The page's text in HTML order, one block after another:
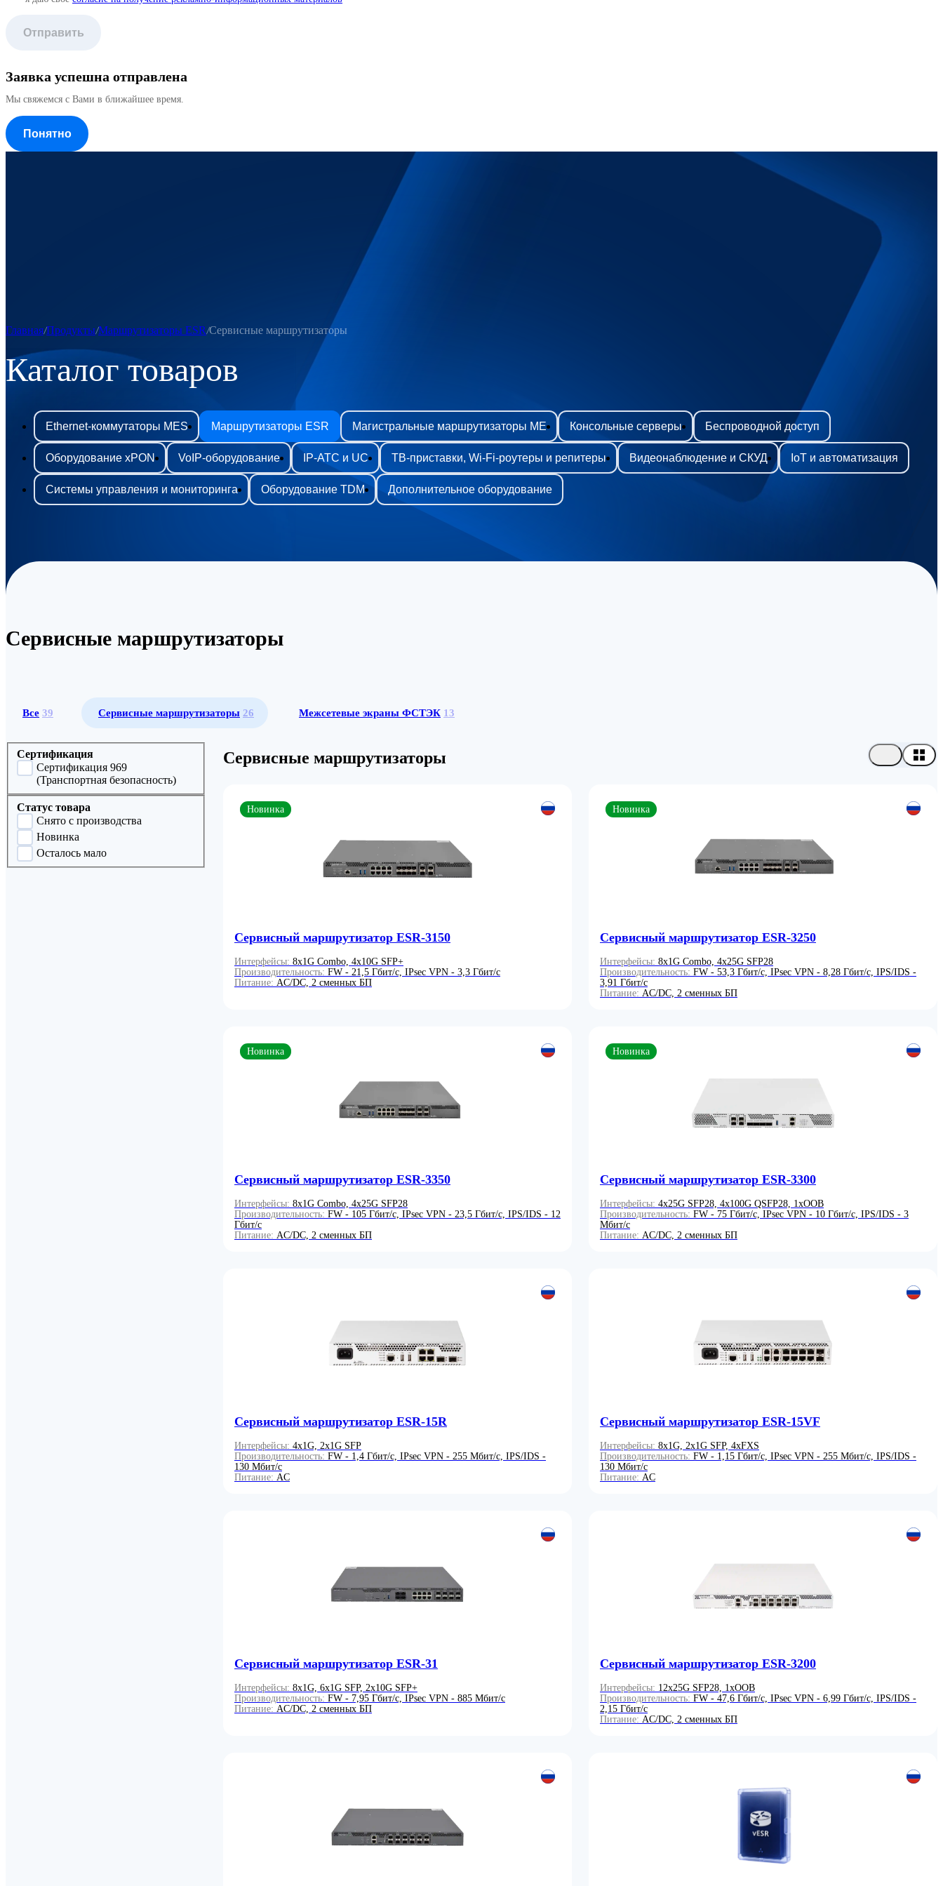
Отправить
Заявка успешна отправлена
Мы свяжемся с Вами в ближайшее время.
Понятно
Главная Продукты Маршрутизаторы ESR Сервисные маршрутизаторы
Каталог товаров
Ethernet-коммутаторы MES Маршрутизаторы ESR Магистральные маршрутизаторы ME Консольные серверы Беспроводной доступ
Оборудование xPON VoIP-оборудование IP-АТС и UC ТВ-приставки, Wi-Fi-роутеры и репитеры Видеонаблюдение и СКУД IoT и автоматизация
Системы управления и мониторинга Оборудование TDM Дополнительное оборудование
Сервисные маршрутизаторы
Все 39 Сервисные маршрутизаторы 26 Межсетевые экраны ФСТЭК 13
Сертификация
Сертификация 969
(Транспортная безопасность)
Статус товара
Снято с производства
Новинка
Осталось мало
Сервисные маршрутизаторы
Сервисный маршрутизатор ESR-3150
Интерфейсы: 8x1G Combo, 4x10G SFP+
Производительность: FW - 21,5 Гбит/с, IPsec VPN - 3,3 Гбит/с
Питание: AC/DC, 2 сменных БП
Новинка
Сервисный маршрутизатор ESR-3250
Интерфейсы: 8x1G Combo, 4x25G SFP28
Производительность: FW - 53,3 Гбит/с, IPsec VPN - 8,28 Гбит/с, IPS/IDS -
3,91 Гбит/с
Питание: AC/DC, 2 сменных БП
Новинка
Сервисный маршрутизатор ESR-3350
Интерфейсы: 8x1G Combo, 4x25G SFP28
Производительность: FW - 105 Гбит/с, IPsec VPN - 23,5 Гбит/с, IPS/IDS - 12
Гбит/с
Питание: AC/DC, 2 сменных БП
Новинка
Сервисный маршрутизатор ESR-3300
Интерфейсы: 4x25G SFP28, 4x100G QSFP28, 1xOOB
Производительность: FW - 75 Гбит/с, IPsec VPN - 10 Гбит/с, IPS/IDS - 3
Мбит/с
Питание: AC/DC, 2 сменных БП
Новинка
Сервисный маршрутизатор ESR-15R
Интерфейсы: 4x1G, 2x1G SFP
Производительность: FW - 1,4 Гбит/с, IPsec VPN - 255 Мбит/с, IPS/IDS -
130 Мбит/с
Питание: AC
Сервисный маршрутизатор ESR-15VF
Интерфейсы: 8x1G, 2x1G SFP, 4xFXS
Производительность: FW - 1,15 Гбит/c, IPsec VPN - 255 Мбит/c, IPS/IDS -
130 Мбит/c
Питание: AC
Сервисный маршрутизатор ESR-31
Интерфейсы: 8x1G, 6x1G SFP, 2x10G SFP+
Производительность: FW - 7,95 Гбит/c, IPsec VPN - 885 Мбит/c
Питание: AC/DC, 2 сменных БП
Сервисный маршрутизатор ESR-3200
Интерфейсы: 12x25G SFP28, 1xOOB
Производительность: FW - 47,6 Гбит/с, IPsec VPN - 6,99 Гбит/с, IPS/IDS -
2,15 Гбит/с
Питание: AC/DC, 2 сменных БП